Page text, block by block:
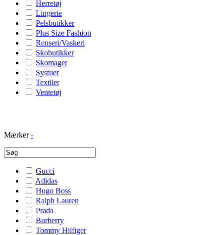
Herretøj
Lingerie
Pelsbutikker
Plus Size Fashion
Renseri/Vaskeri
Skobutikker
Skomager
Systuer
Textiler
Ventetøj
Mærker -
Gucci
Adidas
Hugo Boss
Ralph Lauren
Prada
Burberry
Tommy Hilfiger